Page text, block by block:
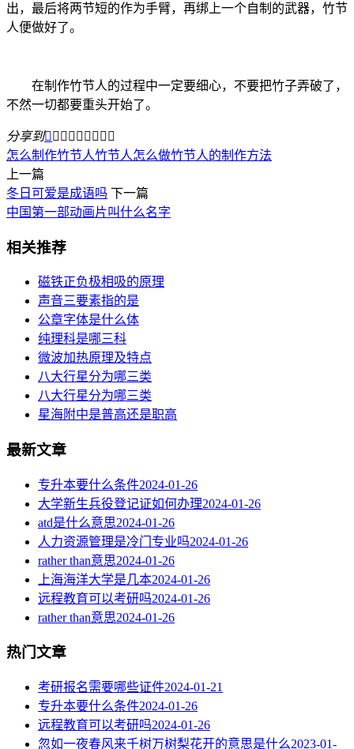
出，最后将两节短的作为手臂，再绑上一个自制的武器，竹节
人便做好了。
在制作竹节人的过程中一定要细心，不要把竹子弄破了，
不然一切都要重头开始了。
分享到        
怎么制作竹节人竹节人怎么做竹节人的制作方法
上一篇
冬日可爱是成语吗 下一篇
中国第一部动画片叫什么名字
相关推荐
磁铁正负极相吸的原理
声音三要素指的是
公章字体是什么体
纯理科是哪三科
微波加热原理及特点
八大行星分为哪三类
八大行星分为哪三类
星海附中是普高还是职高
最新文章
专升本要什么条件2024-01-26
大学新生兵役登记证如何办理2024-01-26
atd是什么意思2024-01-26
人力资源管理是冷门专业吗2024-01-26
rather than意思2024-01-26
上海海洋大学是几本2024-01-26
远程教育可以考研吗2024-01-26
rather than意思2024-01-26
热门文章
考研报名需要哪些证件2024-01-21
专升本要什么条件2024-01-26
远程教育可以考研吗2024-01-26
忽如一夜春风来千树万树梨花开的意思是什么2023-01-